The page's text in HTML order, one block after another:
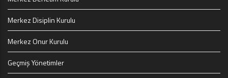
Merkez Disiplin Kurulu
Merkez Onur Kurulu
Geçmiş Yönetimler